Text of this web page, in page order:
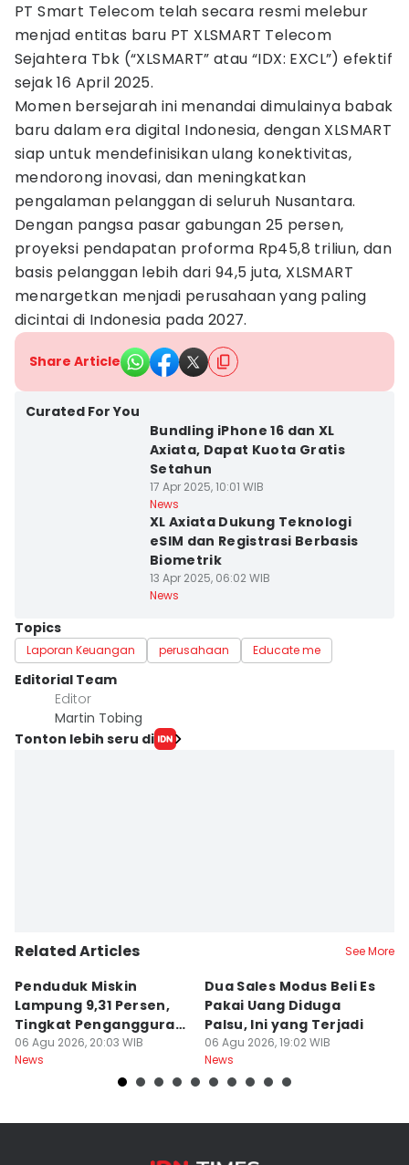
PT Smart Telecom telah secara resmi melebur
menjad entitas baru PT XLSMART Telecom
Sejahtera Tbk (“XLSMART” atau “IDX: EXCL”) efektif
sejak 16 April 2025.
Momen bersejarah ini menandai dimulainya babak
baru dalam era digital Indonesia, dengan XLSMART
siap untuk mendefinisikan ulang konektivitas,
mendorong inovasi, dan meningkatkan
pengalaman pelanggan di seluruh Nusantara.
Dengan pangsa pasar gabungan 25 persen,
proyeksi pendapatan proforma Rp45,8 triliun, dan
basis pelanggan lebih dari 94,5 juta, XLSMART
menargetkan menjadi perusahaan yang paling
dicintai di Indonesia pada 2027.
Share Article
Curated For You
Bundling iPhone 16 dan XL
Axiata, Dapat Kuota Gratis
Setahun
17 Apr 2025, 10:01 WIB
News
XL Axiata Dukung Teknologi
eSIM dan Registrasi Berbasis
Biometrik
13 Apr 2025, 06:02 WIB
News
Topics
Laporan Keuangan perusahaan Educate me
Editorial Team
Editor
Martin Tobing
Tonton lebih seru di
Related Articles See More
Penduduk Miskin
Lampung 9,31 Persen,
Tingkat Pengangguran
Terbuka Naik
06 Agu 2026, 20:03 WIB
News
Dua Sales Modus Beli Es
Pakai Uang Diduga
Palsu, Ini yang Terjadi
06 Agu 2026, 19:02 WIB
News